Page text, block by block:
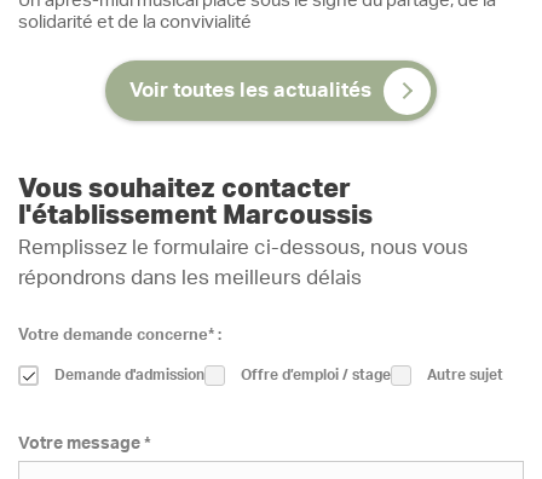
solidarité et de la convivialité
Voir toutes les actualités
Vous souhaitez contacter
l'établissement Marcoussis
Remplissez le formulaire ci-dessous, nous vous
répondrons dans les meilleurs délais
Votre demande concerne* :
Demande d'admission Offre d’emploi / stage Autre sujet
Votre message *